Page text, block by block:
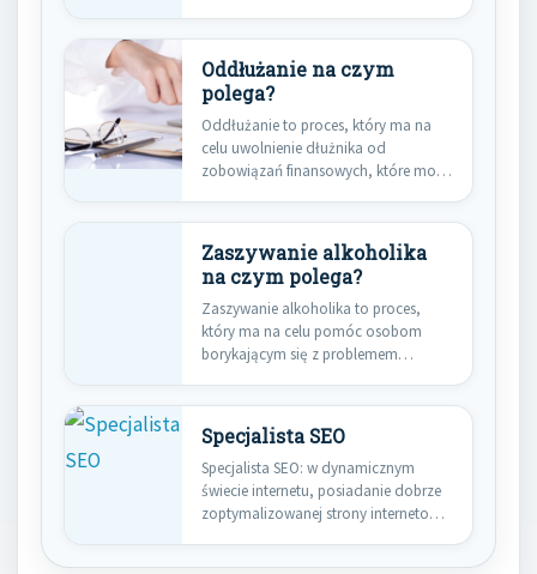
Oddłużanie na czym
polega?
Oddłużanie to proces, który ma na
celu uwolnienie dłużnika od
zobowiązań finansowych, które mogą
Zaszywanie alkoholika
na czym polega?
Zaszywanie alkoholika to proces,
który ma na celu pomóc osobom
borykającym się z problemem
Specjalista SEO
Specjalista SEO: w dynamicznym
świecie internetu, posiadanie dobrze
zoptymalizowanej strony internetowej